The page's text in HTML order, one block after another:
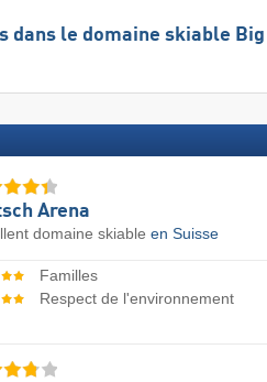
dans le domaine skiable
Arena
domaine skiable en Suisse
Familles
Respect de l'environnement